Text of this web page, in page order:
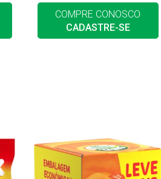
COMPRE CONOSCO
CADASTRE-SE